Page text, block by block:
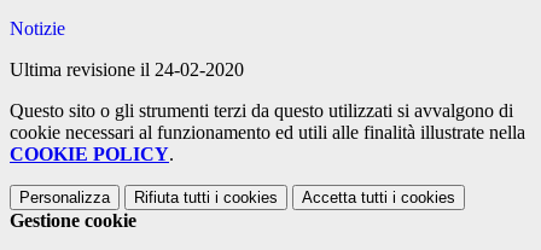
Notizie
Ultima revisione il 24-02-2020
Questo sito o gli strumenti terzi da questo utilizzati si avvalgono di
cookie necessari al funzionamento ed utili alle finalità illustrate nella
COOKIE POLICY.
Personalizza Rifiuta tutti i cookies Accetta tutti i cookies
Gestione cookie